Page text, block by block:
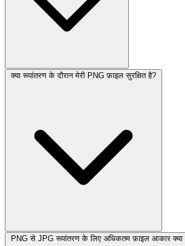
क्या रूपांतरण के दौरान मेरी PNG फ़ाइल सुरक्षित है?
PNG से JPG रूपांतरण के लिए अधिकतम फ़ाइल आकार क्या